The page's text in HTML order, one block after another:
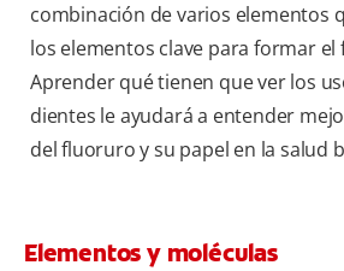
combinación de varios elementos
los elementos clave para formar
Aprender qué tienen que ver los
dientes le ayudará a entender
del fluoruro y su papel en la salud
Elementos y moléculas